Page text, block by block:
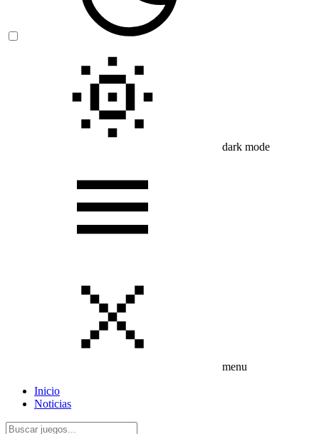
dark mode
menu
Inicio
Noticias